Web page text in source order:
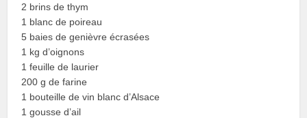
2 brins de thym
1 blanc de poireau
5 baies de genièvre écrasées
1 kg d’oignons
1 feuille de laurier
200 g de farine
1 bouteille de vin blanc d’Alsace
1 gousse d’ail